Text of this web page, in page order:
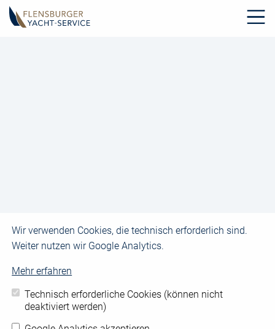
Wir verwenden Cookies, die technisch erforderlich sind.
Weiter nutzen wir Google Analytics.
Mehr erfahren
Technisch erforderliche Cookies (können nicht
deaktiviert werden)